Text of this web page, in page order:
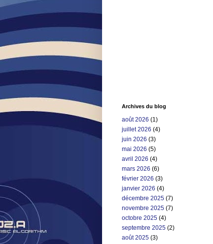
Archives du blog
août 2026 (1)
juillet 2026 (4)
juin 2026 (3)
mai 2026 (5)
avril 2026 (4)
mars 2026 (6)
février 2026 (3)
janvier 2026 (4)
décembre 2025 (7)
novembre 2025 (7)
octobre 2025 (4)
septembre 2025 (2)
août 2025 (3)